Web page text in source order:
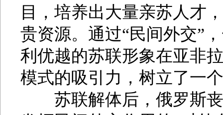
目，培养出大量亲苏人才
贵资源。通过“民间外交”
利优越的苏联形象在亚非
模式的吸引力，树立了一
苏联解体后，俄罗斯丧